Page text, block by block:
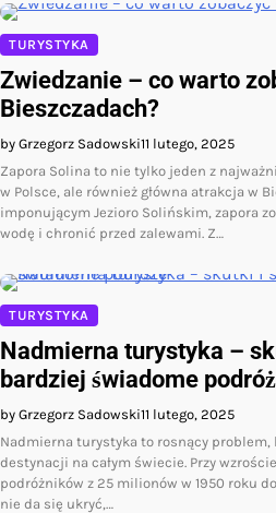
TURYSTYKA
Zwiedzanie – co warto
Bieszczadach?
by Grzegorz Sadowski11 lutego, 2025
Zapora Solina to nie tylko jeden z
w Polsce, ale również główna atrakcja w
imponującym Jezioro Solińskim, zapora
wodę i chronić przed zalewami. Z…
TURYSTYKA
Nadmierna turystyka –
bardziej świadome
by Grzegorz Sadowski11 lutego, 2025
Nadmierna turystyka to rosnący
destynacji na całym świecie. Przy
podróżników z 25 milionów w 1950 roku
nie da się ukryć,…